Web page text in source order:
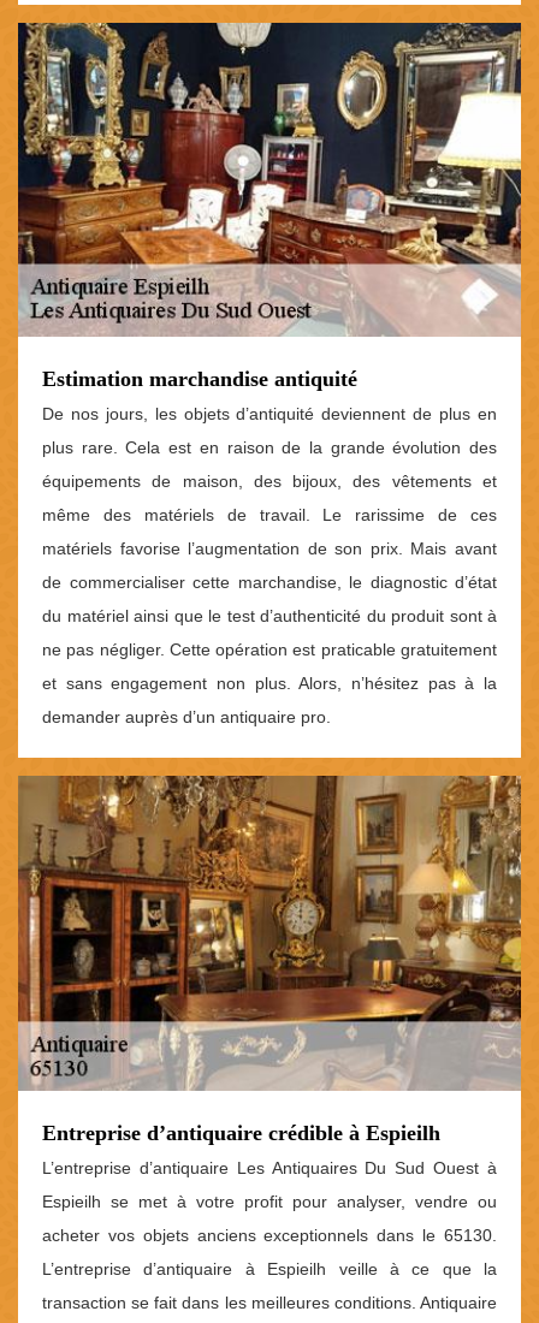
Estimation marchandise antiquité
De nos jours, les objets d’antiquité deviennent de plus en
plus rare. Cela est en raison de la grande évolution des
équipements de maison, des bijoux, des vêtements et
même des matériels de travail. Le rarissime de ces
matériels favorise l’augmentation de son prix. Mais avant
de commercialiser cette marchandise, le diagnostic d’état
du matériel ainsi que le test d’authenticité du produit sont à
ne pas négliger. Cette opération est praticable gratuitement
et sans engagement non plus. Alors, n’hésitez pas à la
demander auprès d’un antiquaire pro.
Entreprise d’antiquaire crédible à Espieilh
L’entreprise d’antiquaire Les Antiquaires Du Sud Ouest à
Espieilh se met à votre profit pour analyser, vendre ou
acheter vos objets anciens exceptionnels dans le 65130.
L’entreprise d’antiquaire à Espieilh veille à ce que la
transaction se fait dans les meilleures conditions. Antiquaire